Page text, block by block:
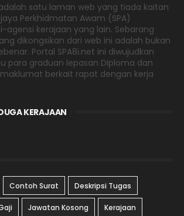
satu laman web yang tiada kaitan
Perkhidmatan Awam (SPA)
agensi kerajaan yang lain. Sebarang
dikongsikan dari web ini adalah bukan
Portal SPA8i.net ini diwujudkan
para graduan lepasan Diploma dan
berkait rapat dengan kerja
KERAJAAN
Contoh Surat Deskripsi Tugas
Jawatan Kosong Kerajaan